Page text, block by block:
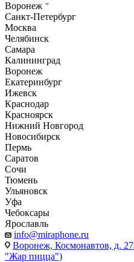
Воронеж
Санкт-Петербург
Москва
Челябинск
Самара
Калининград
Воронеж
Екатеринбург
Ижевск
Краснодар
Красноярск
Нижний Новгород
Новосибирск
Пермь
Саратов
Сочи
Тюмень
Ульяновск
Уфа
Чебоксары
Ярославль
info@miraphone.ru
Воронеж, Космонавтов, д.
"Жар пицца")